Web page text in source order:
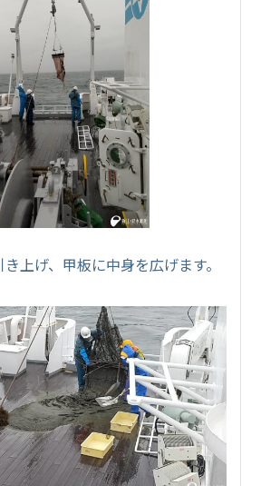
上げ、甲板に中身を広げます。